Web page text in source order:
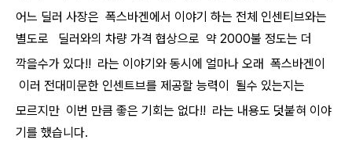
어느 딜러 사장은 폭스바겐에서 이야기 하는 전체 인센티브와는
별도로 딜러와의 차량 가격 협상으로 약 2000불 정도는 더
깍을수가 있다!! 라는 이야기와 동시에 얼마나 오래 폭스바겐이
이러 전대미문한 인센트브를 제공할 능력이 될수 있는지는
모르지만 이번 만큼 좋은 기회는 없다!! 라는 내용도 덧붙혀 이야
기를 했습니다.